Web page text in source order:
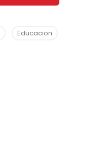
Educacion